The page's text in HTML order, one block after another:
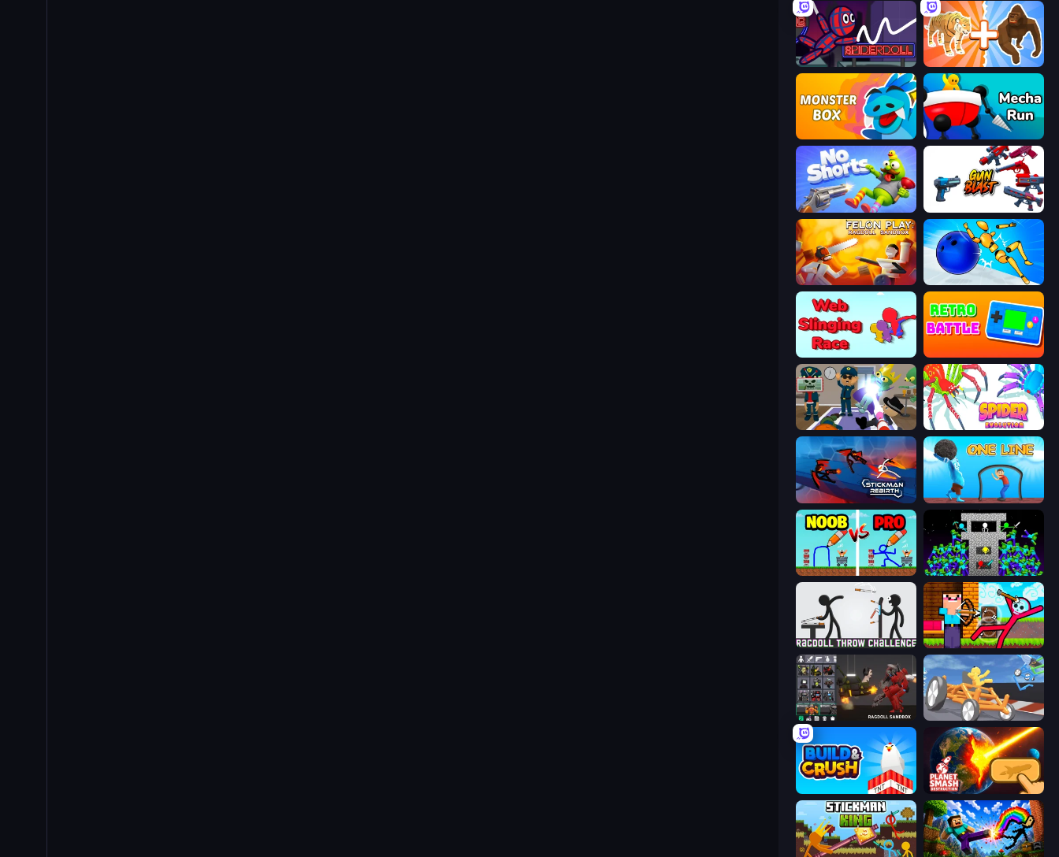
SpiderDoll Animal DNA Run
Monster Box Mecha Run
No Shorts
Felon Play: Ragdoll Sandbox Playground Man! Ragdoll Show!
Web Slinging Race Retro Battle
Find The Alien Spider Evolution: Runner Game
Stickman Rebirth One Line
DOP Noob: Draw to Save Stick Epic Fighter
Ragdoll Throw Challenge Noob Archer vs Stickman Zombie
Last Play: Ragdoll Sandbox Draw Crash Race
Build and Crush Planet Smash Destruction